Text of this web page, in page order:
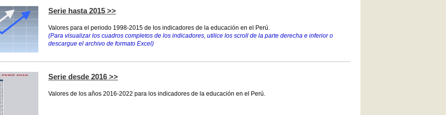
Serie hasta 2015 >>
Valores para el periodo 1998-2015 de los indicadores de la educación en el Perú.
(Para visualizar los cuadros completos de los indicadores, utilice los scroll de la parte derecha e inferior o
descargue el archivo de formato Excel)
Serie desde 2016 >>
Valores de los años 2016-2022 para los indicadores de la educación en el Perú.